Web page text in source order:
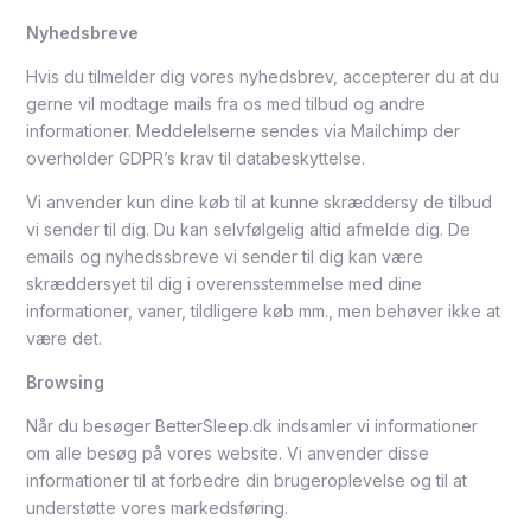
Nyhedsbreve
Hvis du tilmelder dig vores nyhedsbrev, accepterer du at du
gerne vil modtage mails fra os med tilbud og andre
informationer. Meddelelserne sendes via Mailchimp der
overholder GDPR’s krav til databeskyttelse.
Vi anvender kun dine køb til at kunne skræddersy de tilbud
vi sender til dig. Du kan selvfølgelig altid afmelde dig. De
emails og nyhedssbreve vi sender til dig kan være
skræddersyet til dig i overensstemmelse med dine
informationer, vaner, tildligere køb mm., men behøver ikke at
være det.
Browsing
Når du besøger BetterSleep.dk indsamler vi informationer
om alle besøg på vores website. Vi anvender disse
informationer til at forbedre din brugeroplevelse og til at
understøtte vores markedsføring.